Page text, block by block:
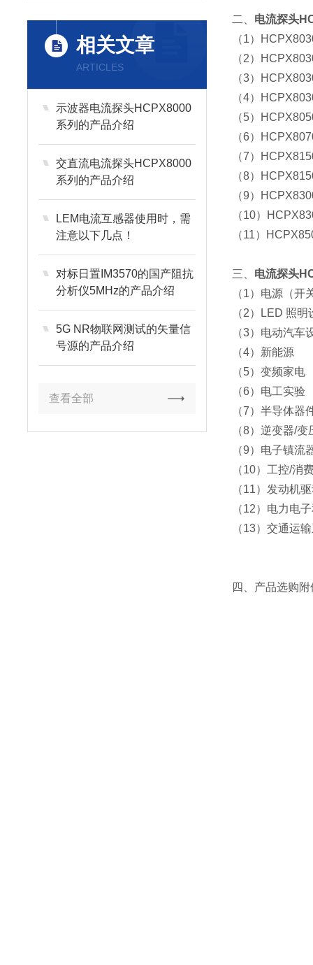
相关文章
ARTICLES
示波器电流探头HCPX8000
系列的产品介绍
交直流电流探头HCPX8000
系列的产品介绍
LEM电流互感器使用时，需
注意以下几点！
对标日置IM3570的国产阻抗
分析仪5MHz的产品介绍
5G NR物联网测试的矢量信
号源的产品介绍
查看全部
二、 电流探头
（1）
（2）
（3）
（4）
（5）
（6）
（7）
（8）
（9）
（10）
（11）
三、 电流探头
（1）电源（开
（2）LED 照明
（3）电动汽车
（4）新能源
（5）变频家电
（6）电工实验
（7）半导体器
（8）逆变器/
（9）电子镇流
（10）工控/消
（11）发动机
（12）电力电
（13）交通运
四、产品选购